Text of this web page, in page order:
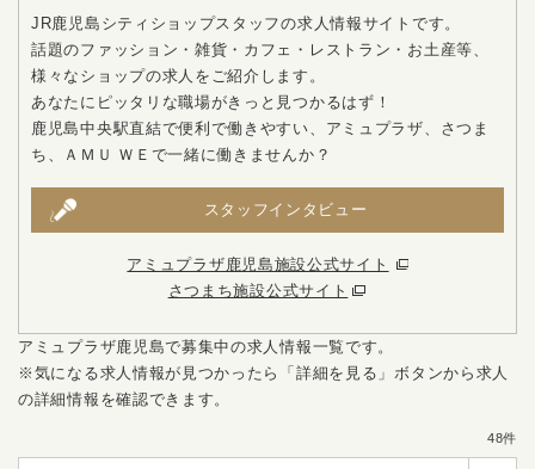
JR鹿児島シティショップスタッフの求人情報サイトです。
話題のファッション・雑貨・カフェ・レストラン・お土産等、
様々なショップの求人をご紹介します。
あなたにピッタリな職場がきっと見つかるはず！
鹿児島中央駅直結で便利で働きやすい、アミュプラザ、さつま
ち、ＡＭＵ ＷＥで一緒に働きませんか？
スタッフインタビュー
アミュプラザ鹿児島施設公式サイト
さつまち施設公式サイト
アミュプラザ鹿児島で募集中の求人情報一覧です。
※気になる求人情報が見つかったら「詳細を見る」ボタンから求人
の詳細情報を確認できます。
48件